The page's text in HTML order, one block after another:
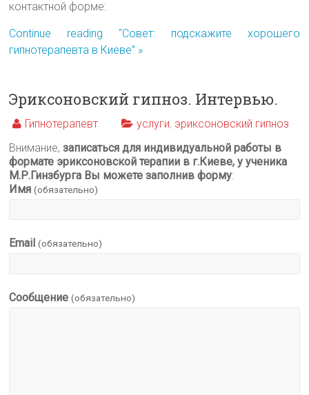
контактной форме:
Continue reading “Совет: подскажите хорошего
гипнотерапевта в Киеве” »
Эриксоновский гипноз. Интервью.
Гипнотерапевт услуги, эриксоновский гипноз
Внимание,записаться для индивидуальной работы в
формате эриксоновской терапии в г.Киеве, у ученика
М.Р.Гинзбурга Вы можете заполнив форму:
Имя (обязательно)
Email (обязательно)
Сообщение (обязательно)